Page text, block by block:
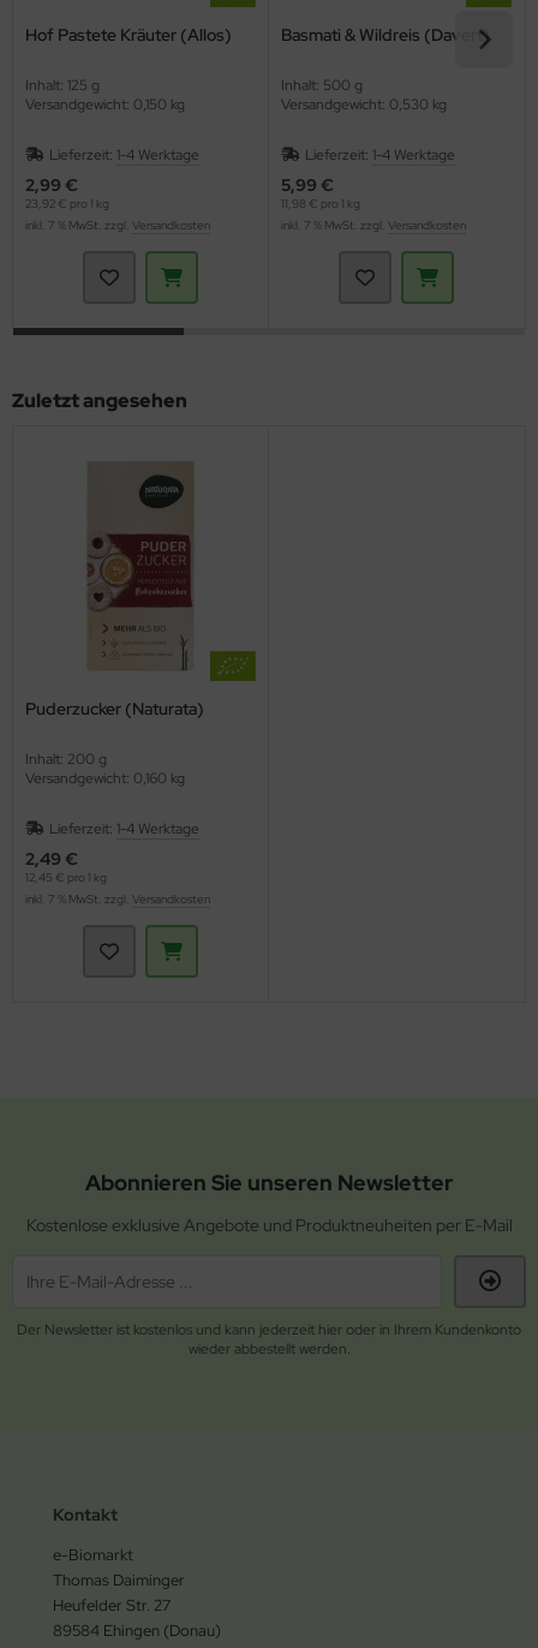
Hof Pastete Kräuter (Allos)
Inhalt: 125 g
Versandgewicht: 0,150 kg
Lieferzeit: 1-4 Werktage
2,99 €
23,92 € pro 1 kg
inkl. 7 % MwSt. zzgl. Versandkosten
Basmati & Wildreis (Davert)
Inhalt: 500 g
Versandgewicht: 0,530 kg
Lieferzeit: 1-4 Werktage
5,99 €
11,98 € pro 1 kg
inkl. 7 % MwSt. zzgl. Versandkosten
Zuletzt angesehen
Puderzucker (Naturata)
Inhalt: 200 g
Versandgewicht: 0,160 kg
Lieferzeit: 1-4 Werktage
2,49 €
12,45 € pro 1 kg
inkl. 7 % MwSt. zzgl. Versandkosten
Abonnieren Sie unseren Newsletter
Kostenlose exklusive Angebote und Produktneuheiten per E-Mail
Der Newsletter ist kostenlos und kann jederzeit hier oder in Ihrem Kundenkonto
wieder abbestellt werden.
Kontakt
e-Biomarkt
Thomas Daiminger
Heufelder Str. 27
89584 Ehingen (Donau)